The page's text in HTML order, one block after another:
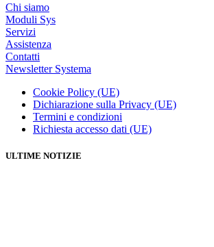
Chi siamo
Moduli Sys
Servizi
Assistenza
Contatti
Newsletter Systema
Cookie Policy (UE)
Dichiarazione sulla Privacy (UE)
Termini e condizioni
Richiesta accesso dati (UE)
ULTIME NOTIZIE